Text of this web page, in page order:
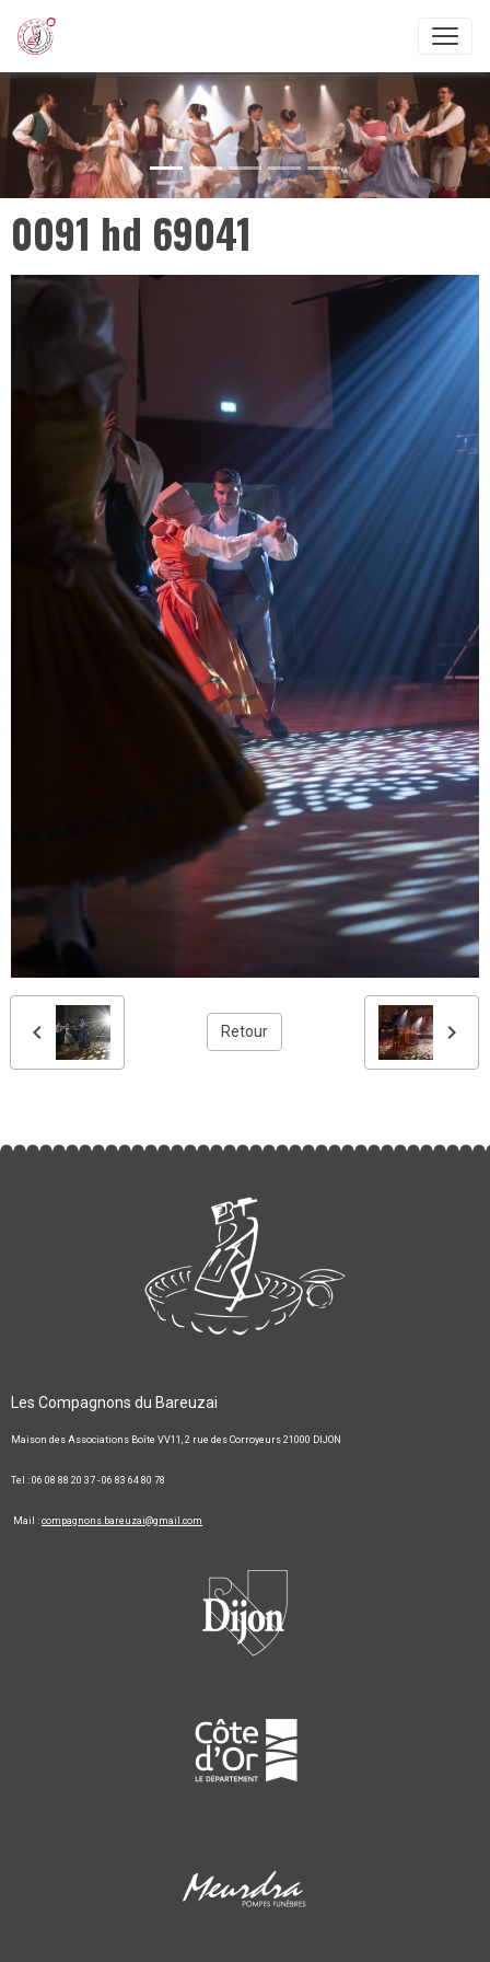
0091 hd 69041
Retour
Les Compagnons du Bareuzai
Maison des Associations Boîte VV11, 2 rue des Corroyeurs 21000 DIJON
Tel : 06 08 88 20 37 - 06 83 64 80 78
Mail : compagnons.bareuzai@gmail.com